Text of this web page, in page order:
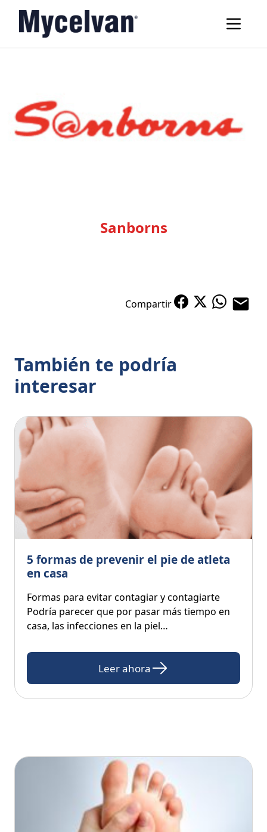
Sanborns
Compartir
También te podría
interesar
5 formas de prevenir el pie de atleta
en casa
Formas para evitar contagiar y contagiarte
Podría parecer que por pasar más tiempo en
casa, las infecciones en la piel…
Leer ahora